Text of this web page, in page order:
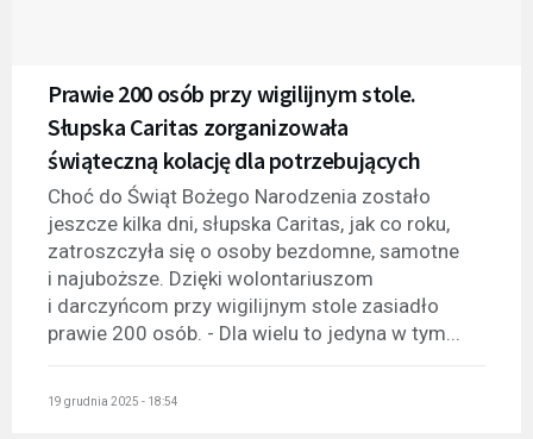
Prawie 200 osób przy wigilijnym stole.
Słupska Caritas zorganizowała
świąteczną kolację dla potrzebujących
Choć do Świąt Bożego Narodzenia zostało
jeszcze kilka dni, słupska Caritas, jak co roku,
zatroszczyła się o osoby bezdomne, samotne
i najuboższe. Dzięki wolontariuszom
i darczyńcom przy wigilijnym stole zasiadło
prawie 200 osób. - Dla wielu to jedyna w tym...
19 grudnia 2025 - 18:54